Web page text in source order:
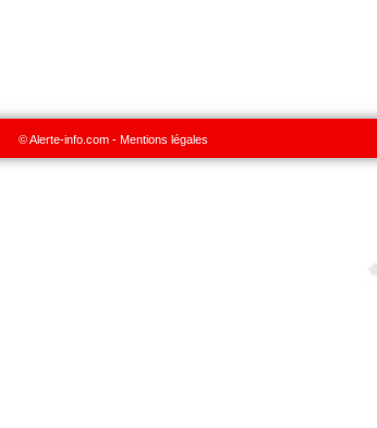
© Alerte-info.com - Mentions légales